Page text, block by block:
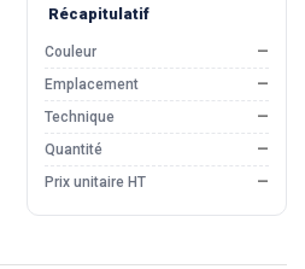
Récapitulatif
Couleur
—
Emplacement
—
Technique
—
Quantité
—
Prix unitaire HT
—